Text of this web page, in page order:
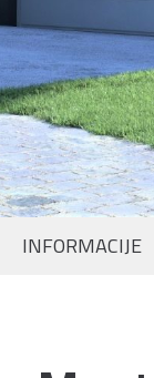
INFORMACIJE